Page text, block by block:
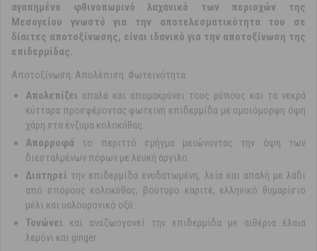
αγαπημένο φθινοπωρινό λαχανικό των περιοχών της
Μεσογείου γνωστό για την αποτελεσματικότητα του σε
δίαιτες αποτοξίνωσης, είναι ιδανικό για την αποτοξίνωση της
επιδερμίδας.
Αποτοξίνωση. Απολέπιση. Φωτεινότητα.
Απολεπίζει απαλά και απομακρύνει τους ρύπους και τα νεκρά
κύτταρα προσφέροντας φωτεινή επιδερμίδα με ομοιόμορφη όψη
χάρη στα ένζυμα κολοκύθας.
Απορροφά το περιττό σμήγμα μειώνοντας την όψη των
διεσταλμένων πόρων με λευκή άργιλο.
Διατηρεί την επιδερμίδα ενυδατωμένη, λεία και απαλή με λάδι
από σπόρους κολοκύθας, βούτυρο καριτέ, ελληνικό θυμαρίσιο
μέλι και υαλουρονικό οξύ.
Τονώνει και αναζωογονεί την επιδερμίδα με αιθέρια έλαια
λεμόνι και ginger.